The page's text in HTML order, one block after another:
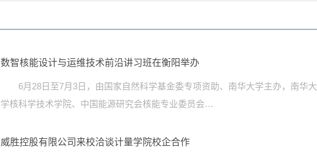
数智核能设计与运维技术前沿讲习班在衡阳举办
6月28日至7月3日，由国家自然科学基金委专项资助、南华大学主办，南华大
学核科学技术学院、中国能源研究会核能专业委员会…
威胜控股有限公司来校洽谈计量学院校企合作